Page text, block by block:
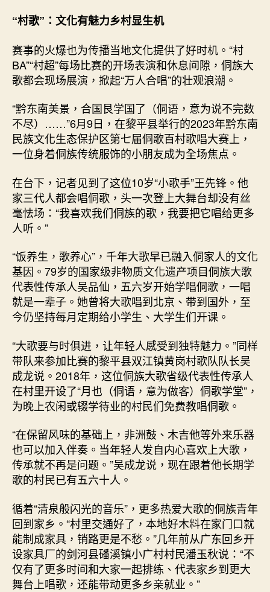
“村歌”：文化有魅力乡村显生机
赛事的火爆也为传播当地文化提供了好时机。“村
BA”“村超”每场比赛的开场表演和休息间隙，侗族大
歌都会现场展演，掀起“万人合唱”的壮观浪潮。
“黔东南美景，合国艮学国了（侗语，意为说不完数
不尽）……”6月9日，在黎平县举行的2023年黔东南
民族文化生态保护区第七届侗歌百村歌唱大赛上，
一位身着侗族传统服饰的小朋友成为全场焦点。
在台下，记者见到了这位10岁“小歌手”王先锋。他
家三代人都会唱侗歌，头一次登上大舞台却没有丝
毫怯场：“我喜欢我们侗族的歌，我要把它唱给更多
人听。”
“饭养生，歌养心”，千年大歌早已融入侗家人的文化
基因。79岁的国家级非物质文化遗产项目侗族大歌
代表性传承人吴品仙，五六岁开始学唱侗歌，一唱
就是一辈子。她曾将大歌唱到北京、带到国外，至
今仍坚持每月定期给小学生、大学生们开课。
“大歌要与时俱进，让年轻人感受到独特魅力。”同样
带队来参加比赛的黎平县双江镇黄岗村歌队队长吴
成龙说。2018年，这位侗族大歌省级代表性传承人
在村里开设了“月也（侗语，意为做客）侗歌学堂”，
为晚上农闲或辍学待业的村民们免费教唱侗歌。
“在保留风味的基础上，非洲鼓、木吉他等外来乐器
也可以加入伴奏。当年轻人发自内心喜欢上大歌，
传承就不再是问题。”吴成龙说，现在跟着他长期学
歌的村民已有五六十人。
循着“清泉般闪光的音乐”，更多热爱大歌的侗族青年
回到家乡。“村里交通好了，本地好木料在家门口就
能制成家具，销路更是不愁。”几年前从广东回乡开
设家具厂的剑河县磻溪镇小广村村民潘玉秋说：“不
仅有了更多时间和大家一起排练、代表家乡到更大
舞台上唱歌，还能带动更多乡亲就业。”